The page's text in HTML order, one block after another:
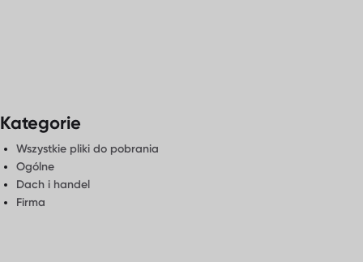
Kategorie
Wszystkie pliki do pobrania
Ogólne
Dach i handel
Firma